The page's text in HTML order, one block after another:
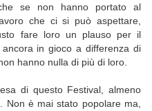
se non hanno portato al
che ci si può aspettare,
fare loro un plauso per il
in gioco a differenza di
hanno nulla di più di loro.
di questo Festival, almeno
Non è mai stato popolare ma,